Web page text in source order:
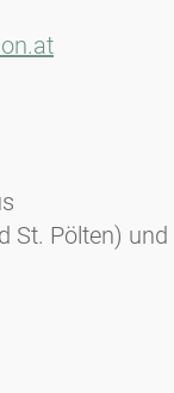
St. Pölten) und